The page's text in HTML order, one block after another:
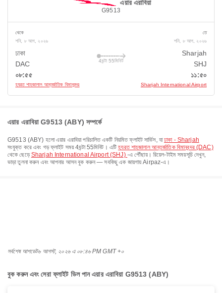
এয়ার এরাবিয়া
G9513
থেকে
শনি, ৮ আগ, ২০২৬
ঢাকা
DAC
০৮:৫৫
হযরত শাহজালাল আন্তর্জাতিক বিমানবন্দর
4ঘন্টা 55মিনিট
তে
শনি, ৮ আগ, ২০২৬
Sharjah
SHJ
১১:৫০
Sharjah International Airport
এয়ার এরাবিয়া G9513 (ABY) সম্পর্কে
G9513 (ABY) হলোএয়ার এরাবিয়াপরিচালিত একটি নিয়মিত ফ্লাইট সার্ভিস, যাঢাকা - Sharjah
সংযুক্ত করে এবং গড় ফ্লাইট সময়4ঘন্টা 55মিনিট । এটিহযরত শাহজালাল আন্তর্জাতিক বিমানবন্দর (DAC)
থেকে ছেড়েSharjah International Airport (SHJ) -এ পৌঁছায়। রিয়েল-টাইম সময়সূচি দেখুন,
ভাড়া তুলনা করুন এবং আপনার আসন বুক করুন — সবকিছু এক জায়গায় Airpaz-এ।
সর্বশেষ আপডেট৬ আগস্ট, ২০২৬ এ ০৮:৪৬ PM GMT +০
বুক করুন এবং সেরা ফ্লাইট ডিল পান এয়ার এরাবিয়া G9513 (ABY)